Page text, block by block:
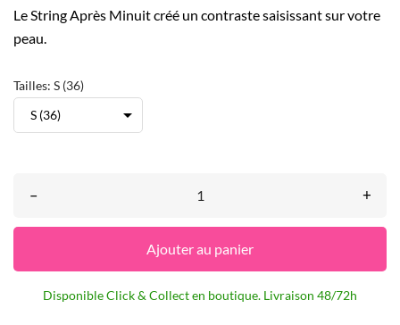
Le String Après Minuit créé un contraste saisissant sur votre
peau.
Tailles: S (36)
– +
Ajouter au panier
Disponible Click & Collect en boutique. Livraison 48/72h